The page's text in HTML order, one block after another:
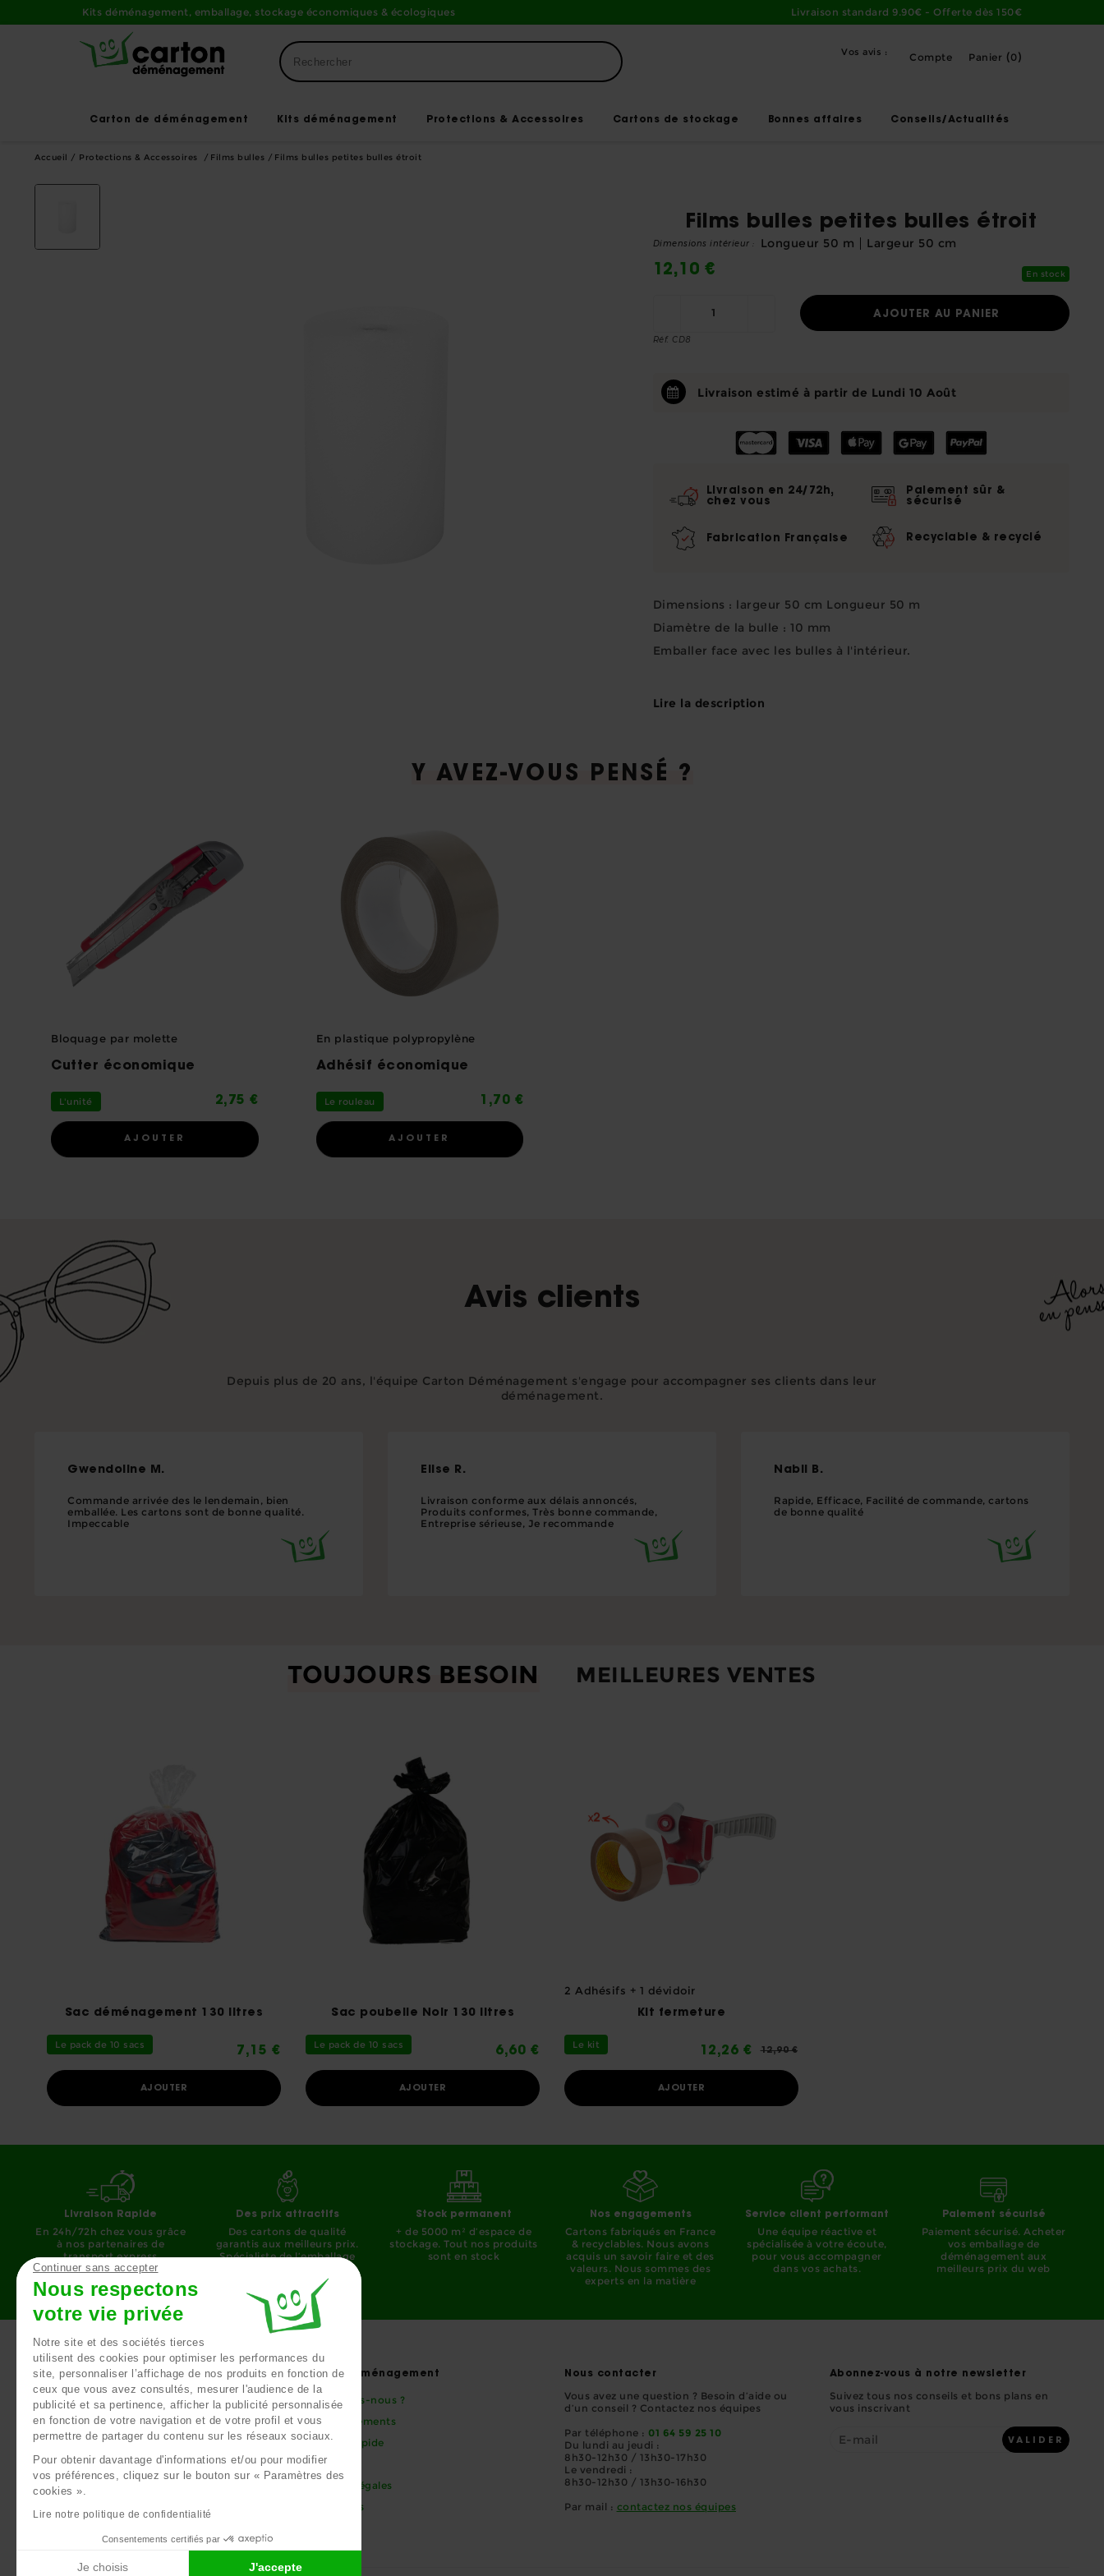
Kits déménagement, emballage, stockage économiques & écologiques Livraison standard 9.90€ - Offerte dès 150€
Vos avis : Compte Panier (0)
Carton de déménagement Kits déménagement Protections & Accessoires Cartons de stockage Bonnes affaires Conseils/Actualités
Accueil / Protections & Accessoires Films bulles Films bulles petites bulles étroit
Films bulles petites bulles étroit
Dimensions intérieur : Longueur 50 m Largeur 50 cm
12,10 € En stock
Réf. CD8
AJOUTER AU PANIER
Livraison estimé à partir de Lundi 10 Août
Livraison en 24/72h,
chez vous
Paiement sûr &
sécurisé
Fabrication Française Recyclable & recyclé
Dimensions : largeur 50 cm Longueur 50 m
Diamètre de la bulle : 10 mm
Emballer face avec les bulles à l'intérieur.
Lire la description
Y AVEZ-VOUS PENSÉ ?
Bloquage par molette
Cutter économique
L'unité 2,75 €
1
AJOUTER
En plastique polypropylène
Adhésif économique
Le rouleau 1,70 €
1
AJOUTER
Avis clients
Depuis plus de 20 ans, l'équipe Carton Déménagement s'engage pour accompagner ses clients dans leur
déménagement.
Gwendoline M.
Commande arrivée des le lendemain, bien
emballée. Les cartons sont de bonne qualité.
Impeccable
Elise R.
Livraison conforme aux délais annoncés,
Produits conformes, Très bonne commande,
Entreprise sérieuse, Je recommande
Nabil B.
Rapide, Efficace, Facilité de commande, cartons
de bonne qualité
TOUJOURS BESOIN MEILLEURES VENTES
Sac déménagement 130 litres
Le pack de 10 sacs 7,15 €
AJOUTER
Sac poubelle Noir 130 litres
Le pack de 10 sacs 6,60 €
AJOUTER
2 Adhésifs + 1 dévidoir
Kit fermeture
Le kit 12,26 € 12,90 €
AJOUTER
Livraison Rapide
En 24h/72h chez vous grâce
à nos partenaires de
transport express
Des prix attractifs
Des cartons de qualité
garantis aux meilleurs prix.
Spécialiste de l’emballage
Stock permanent
+ de 5000 m² d’espace de
stockage. Tout nos produits
sont en stock
Nos engagements
Cartons fabriqués en France
& recyclables. Nous avons
acquis un savoir faire et des
valeurs. Nous sommes des
experts en la matière
Service client performant
Une équipe réactive et
spécialisée à votre écoute,
pour vous accompagner
dans vos achats.
Paiement sécurisé
Paiement sécurisé. Acheter
vos emballage de
déménagement aux
meilleurs prix du web
Trouver le carton idéal ?
Le carton standard
Le petit carton
Nos cartons renforcés
Le kit 100% écolo
La caisse multi-usage
Carton Déménagement
Qui sommes-nous ?
Nos engagements
Livraison rapide
Partenaires
Mentions Légales
Nos cookies
Nous contacter
Vous avez une question ? Besoin d’aide ou
d’un conseil ? Contactez nos équipes
Par téléphone : 01 64 59 25 10
Du lundi au jeudi :
8h30-12h30 / 13h30-17h30
Le vendredi :
8h30-12h30 / 13h30-16h30
Par mail : contactez nos équipes
Abonnez-vous à notre newsletter
Suivez tous nos conseils et bons plans en
vous inscrivant
VALIDER
Continuer sans accepter
Nous respectons
votre vie privée
Notre site et des sociétés tierces
utilisent des cookies pour optimiser les performances du
site, personnaliser l’affichage de nos produits en fonction de
ceux que vous avez consultés, mesurer l'audience de la
publicité et sa pertinence, afficher la publicité personnalisée
en fonction de votre navigation et de votre profil et vous
permettre de partager du contenu sur les réseaux sociaux.
Pour obtenir davantage d'informations et/ou pour modifier
vos préférences, cliquez sur le bouton sur « Paramètres des
cookies ».
Lire notre politique de confidentialité
Consentements certifiés par
Je choisis J'accepte